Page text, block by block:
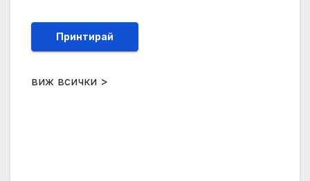
Принтирай
виж всички >